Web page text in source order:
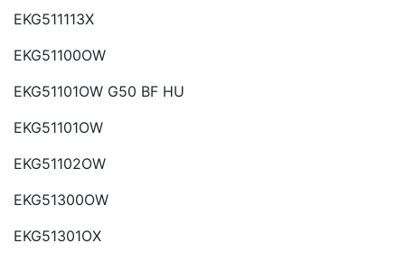
EKG511113X
EKG51100OW
EKG51101OW G50 BF HU
EKG51101OW
EKG51102OW
EKG51300OW
EKG51301OX